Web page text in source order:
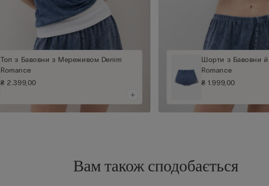
Топ з Бавовни з Мереживом Denim
Romance
₴ 2.399,00
Шорти з Бавовни
Romance
₴ 1.999,00
Вам також сподобається